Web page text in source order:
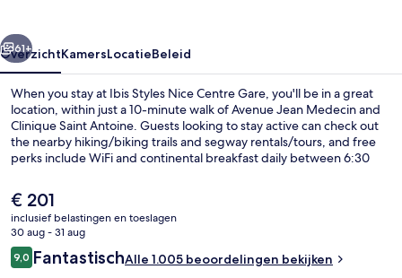
Volgende
61+
OverzichtKamersLocatieBeleid
When you stay at Ibis Styles Nice Centre Gare, you'll be in a great
location, within just a 10-minute walk of Avenue Jean Medecin and
Clinique Saint Antoine. Guests looking to stay active can check out
the nearby hiking/biking trails and segway rentals/tours, and free
perks include WiFi and continental breakfast daily between 6:30
highlights. Fellow travelers love the helpful staff. The property is just
a short walk to public transportation: Jean Medecin Tramway
Station is 6 minutes and Thiers Tramway Station is 8 minutes.
De
huidige
prijs
is
€ 201
€ 201
inclusief belastingen en toeslagen
30 aug - 31 aug
Beoordelingen
9,09,0 op 10 –
FantastischAlle 1.005 beoordelingen bekijken